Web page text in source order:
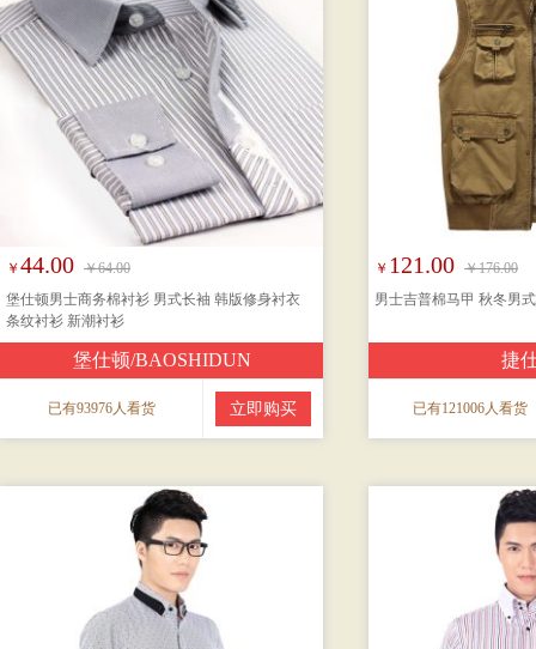
￥ 44.00 ￥64.00
堡仕顿男士商务棉衬衫 男式长袖 韩版修身衬衣
条纹衬衫 新潮衬衫
堡仕顿/BAOSHIDUN
已有93976人看货 立即购买
￥ 121.00 ￥176.00
男士吉普棉马甲 秋冬男
捷
已有121006人看货